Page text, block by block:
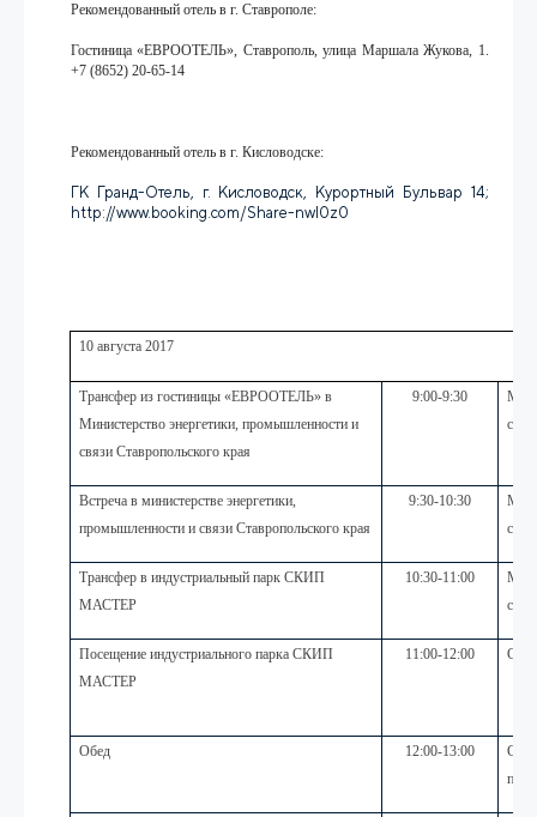
Рекомендованный отель в г. Ставрополе:
Гостиница «ЕВРООТЕЛЬ», Ставрополь, улица Маршала Жукова, 1.
+7 (8652) 20-65-14
Рекомендованный отель в г. Кисловодске:
ГК Гранд-Отель, г. Кисловодск, Курортный Бульвар 14;​
http://www.booking.com/Share-nwl0z0
10 августа 2017
Трансфер из гостиницы «ЕВРООТЕЛЬ» в
Министерство энергетики, промышленности и
связи Ставропольского края
9:00-9:30
Встреча в министерстве энергетики,
промышленности и связи Ставропольского края
9:30-10:30
Трансфер в индустриальный парк СКИП
МАСТЕР
10:30-11:00
Посещение индустриального парка СКИП
МАСТЕР
11:00-12:00
Обед 12:00-13:00